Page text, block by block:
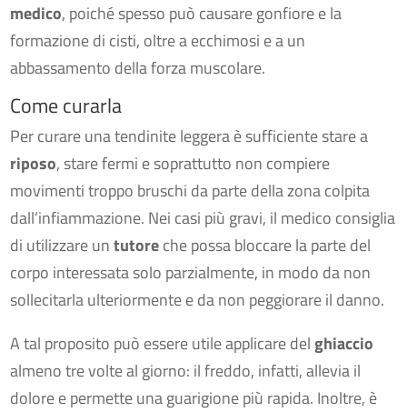
medico, poiché spesso può causare gonfiore e la
formazione di cisti, oltre a ecchimosi e a un
abbassamento della forza muscolare.
Come curarla
Per curare una tendinite leggera è sufficiente stare a
riposo, stare fermi e soprattutto non compiere
movimenti troppo bruschi da parte della zona colpita
dall’infiammazione. Nei casi più gravi, il medico consiglia
di utilizzare untutoreche possa bloccare la parte del
corpo interessata solo parzialmente, in modo da non
sollecitarla ulteriormente e da non peggiorare il danno.
A tal proposito può essere utile applicare delghiaccio
almeno tre volte al giorno: il freddo, infatti, allevia il
dolore e permette una guarigione più rapida. Inoltre, è